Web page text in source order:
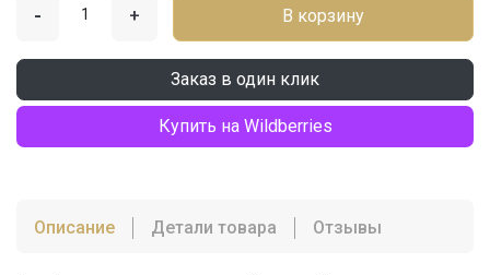
- + В корзину
Заказ в один клик
Купить на Wildberries
Описание Детали товара Отзывы